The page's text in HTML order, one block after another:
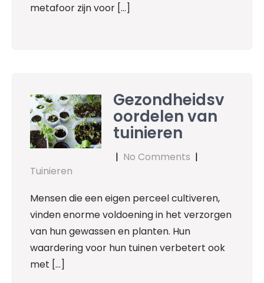
metafoor zijn voor […]
Gezondheidsv
oordelen van
tuinieren
| No Comments |
Tuinieren
Mensen die een eigen perceel cultiveren,
vinden enorme voldoening in het verzorgen
van hun gewassen en planten. Hun
waardering voor hun tuinen verbetert ook
met […]